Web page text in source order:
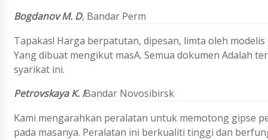
Bogdanov M. D, Bandar Perm
Tapakas! Harga berpatutan, dipesan, limta oleh
Yang dibuat mengikut masA. Semua dokumen Adalah
syarikat ini.
Petrovskaya K. IBandar Novosibirsk
Kami mengarahkan peralatan untuk memotong gipse
pada masanya. Peralatan ini berkualiti tinggi dan